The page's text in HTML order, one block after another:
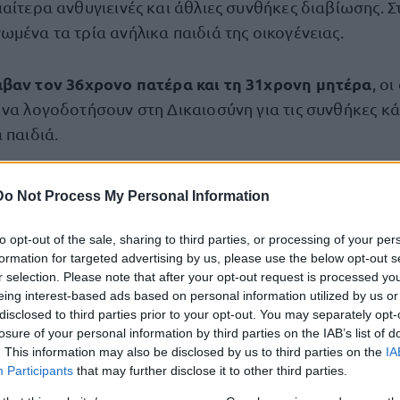
Not Process My Personal Information
opt-out of the sale, sharing to third parties, or processing of your
for targeted advertising by us, please use the below opt-out
selection. Please note that after your opt-out request is processed
interest-based ads based on personal information utilized by us
to third parties prior to your opt-out. You may separately
of your personal information by third parties on the IAB’s list of
This information may also be disclosed by us to third parties on the
Participants that may further disclose it to other third parties.
ανθυγιεινές και άθλιες συνθήκες διαβίωσης.
τα τρία ανήλικα παιδιά της οικογένειας.
τον 36χρονο πατέρα και τη 31χρονη μητέρα ,
λογοδοτήσουν στη Δικαιοσύνη για τις συνθήκες
τρία παιδιά, ένα αγόρι 7 ετών και δύο κορίτσια
άμεσαστο Νοσοκομείο Παίδων «Αγία Σοφία»
απαραίτητες ιατρικές εξετάσεις, ώστε να
να τους παρασχεθεί η αναγκαία φροντίδα.
προκαλεί προβληματισμόστις αρμόδιες
μόλις 24ωραμετά την αντίστοιχη υπόθεση στο